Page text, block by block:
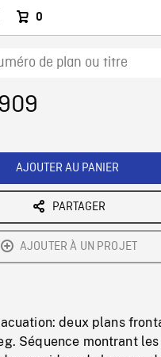
0
AJOUTER AU PANIER
PARTAGER
AJOUTER À UN PROJET
deux plans
Séquence montrant